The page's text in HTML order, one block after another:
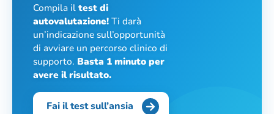
Compila iltest di
autovalutazione!Ti darà
un’indicazione sull’opportunità
di avviare un percorso clinico di
supporto. Basta 1 minuto per
avere il risultato.
Fai il test sull’ansia